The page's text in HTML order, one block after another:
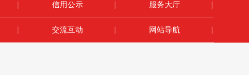
信用公示 服务大厅
交流互动 网站导航